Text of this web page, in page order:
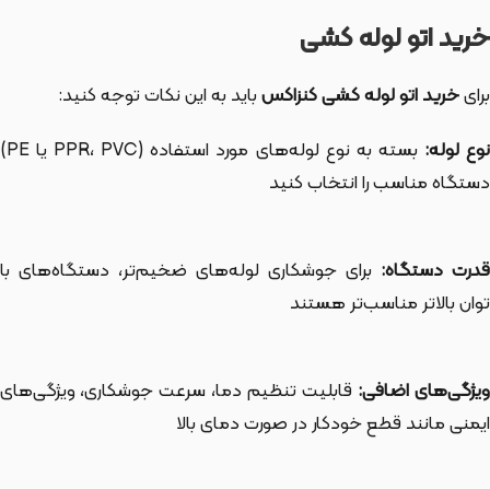
خرید اتو لوله کشی
برایخرید اتو لوله کشی کنزاکسباید به این نکات توجه کنید:
نوع لوله:
بسته به نوع لوله‌های مورد استفاده (PPR، PVC یا PE)
دستگاه مناسب را انتخاب کنید
قدرت دستگاه: برای جوشکاری لوله‌های ضخیم‌تر، دستگاه‌های با
توان بالاتر مناسب‌تر هستند
ویژگی‌های اضافی: قابلیت تنظیم دما، سرعت جوشکاری، ویژگی‌های
ایمنی مانند قطع خودکار در صورت دمای بالا